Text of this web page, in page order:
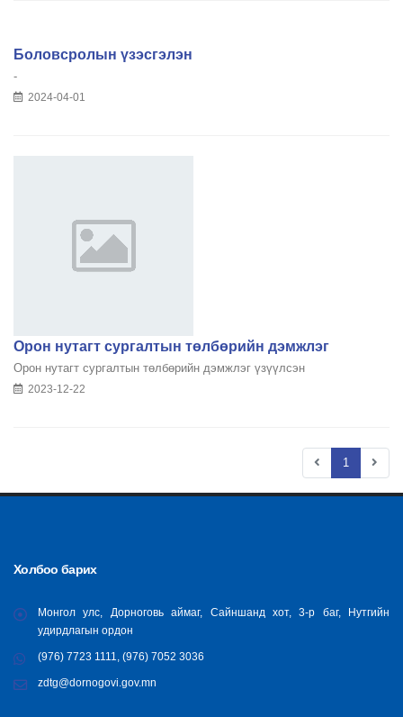
Боловсролын үзэсгэлэн
-
2024-04-01
Орон нутагт сургалтын төлбөрийн дэмжлэг
Орон нутагт сургалтын төлбөрийн дэмжлэг үзүүлсэн
2023-12-22
1
Холбоо барих
Монгол улс, Дорноговь аймаг, Сайншанд хот, 3-р баг, Нутгийн
удирдлагын ордон
(976) 7723 1111, (976) 7052 3036
zdtg@dornogovi.gov.mn